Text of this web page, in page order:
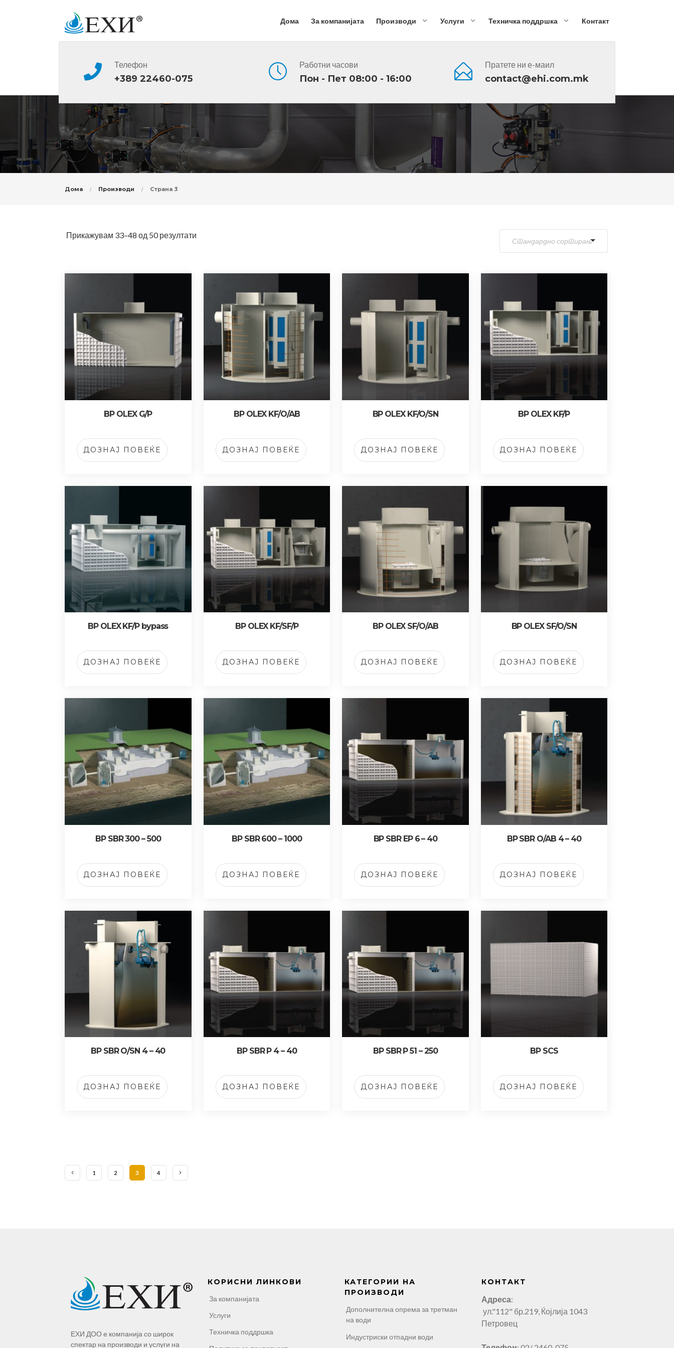
Дома За компанијата Производи Услуги Техничка поддршка Контакт
Телефон
+389 22460-075
Работни часови
Пон - Пет 08:00 - 16:00
Пратете ни е-маил
contact@ehi.com.mk
Дома Производи Страна 3
Прикажувам 33–48 од 50 резултати
BP OLEX G/P
ДОЗНАЈ ПОВЕЌЕ
BP OLEX KF/O/AB
ДОЗНАЈ ПОВЕЌЕ
BP OLEX KF/O/SN
ДОЗНАЈ ПОВЕЌЕ
BP OLEX KF/P
ДОЗНАЈ ПОВЕЌЕ
BP OLEX KF/P bypass
ДОЗНАЈ ПОВЕЌЕ
BP OLEX KF/SF/P
ДОЗНАЈ ПОВЕЌЕ
BP OLEX SF/O/AB
ДОЗНАЈ ПОВЕЌЕ
BP OLEX SF/O/SN
ДОЗНАЈ ПОВЕЌЕ
BP SBR 300 – 500
ДОЗНАЈ ПОВЕЌЕ
BP SBR 600 – 1000
ДОЗНАЈ ПОВЕЌЕ
BP SBR EP 6 – 40
ДОЗНАЈ ПОВЕЌЕ
BP SBR O/AB 4 – 40
ДОЗНАЈ ПОВЕЌЕ
BP SBR O/SN 4 – 40
ДОЗНАЈ ПОВЕЌЕ
BP SBR P 4 – 40
ДОЗНАЈ ПОВЕЌЕ
BP SBR P 51 – 250
ДОЗНАЈ ПОВЕЌЕ
BP SCS
ДОЗНАЈ ПОВЕЌЕ
1 2 3 4
ЕХИ ДОО е компанија со широк
спектар на производи и услуги на
КОРИСНИ ЛИНКОВИ
За компанијата
Услуги
Техничка поддршка
КАТЕГОРИИ НА
ПРОИЗВОДИ
Дополнителна опрема за третман
на води
Индустриски отпадни води
КОНТАКТ
Адреса:
ул."112" бр.219, Ќојлија 1043
Петровец